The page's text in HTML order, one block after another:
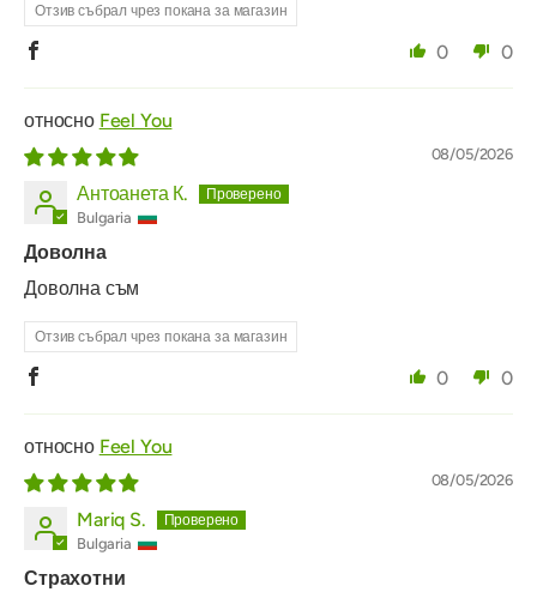
Отзив събрал чрез покана за магазин
0 0
Feel You
08/05/2026
Антоанета К.
Bulgaria
Доволна
Доволна съм
Отзив събрал чрез покана за магазин
0 0
Feel You
08/05/2026
Mariq S.
Bulgaria
Страхотни